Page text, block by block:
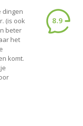
dingen
(is ook
beter
het
komt.
8.9